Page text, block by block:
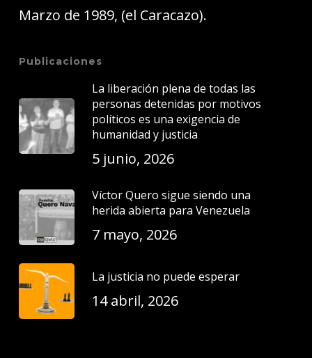
Marzo de 1989, (el Caracazo).
Publicaciones
La liberación plena de todas las
personas detenidas por motivos
políticos es una exigencia de
humanidad y justicia
5 junio, 2026
Víctor Quero sigue siendo una
herida abierta para Venezuela
7 mayo, 2026
La justicia no puede esperar
14 abril, 2026